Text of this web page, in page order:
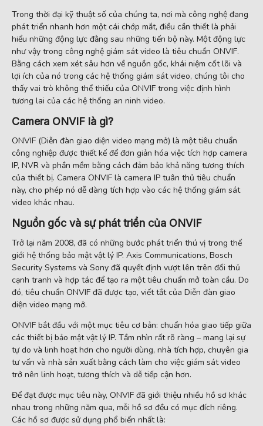
Trong thời đại kỹ thuật số của chúng ta, nơi mà công nghệ đang
phát triển nhanh hơn một cái chớp mắt, điều cần thiết là phải
hiểu những động lực đằng sau những tiến bộ này. Một động lực
như vậy trong công nghệ giám sát video là tiêu chuẩn ONVIF.
Bằng cách xem xét sâu hơn về nguồn gốc, khái niệm cốt lõi và
lợi ích của nó trong các hệ thống giám sát video, chúng tôi cho
thấy vai trò không thể thiếu của ONVIF trong việc định hình
tương lai của các hệ thống an ninh video.
Camera ONVIF là gì?
ONVIF (Diễn đàn giao diện video mạng mở) là một tiêu chuẩn
công nghiệp được thiết kế để đơn giản hóa việc tích hợp camera
IP, NVR và phần mềm bằng cách đảm bảo khả năng tương thích
của thiết bị. Camera ONVIF là camera IP tuân thủ tiêu chuẩn
này, cho phép nó dễ dàng tích hợp vào các hệ thống giám sát
video khác nhau.
Nguồn gốc và sự phát triển của ONVIF
Trở lại năm 2008, đã có những bước phát triển thú vị trong thế
giới hệ thống bảo mật vật lý IP. Axis Communications, Bosch
Security Systems và Sony đã quyết định vượt lên trên đối thủ
cạnh tranh và hợp tác để tạo ra một tiêu chuẩn mở toàn cầu. Do
đó, tiêu chuẩn ONVIF đã được tạo, viết tắt của Diễn đàn giao
diện video mạng mở.
ONVIF bắt đầu với một mục tiêu cơ bản: chuẩn hóa giao tiếp giữa
các thiết bị bảo mật vật lý IP. Tầm nhìn rất rõ ràng – mang lại sự
tự do và linh hoạt hơn cho người dùng, nhà tích hợp, chuyên gia
tư vấn và nhà sản xuất bằng cách làm cho việc giám sát video
trở nên linh hoạt, tương thích và dễ tiếp cận hơn.
Để đạt được mục tiêu này, ONVIF đã giới thiệu nhiều hồ sơ khác
nhau trong những năm qua, mỗi hồ sơ đều có mục đích riêng.
Các hồ sơ được sử dụng phổ biến nhất là: